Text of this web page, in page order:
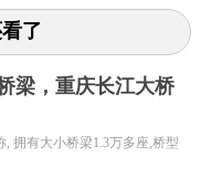
一个则是将其建设
泗港长江通道建设
能刚需，还可能与
建设成桥梁才是
了
梁，重庆长江大桥
, 拥有大小桥梁1.3万多座,桥型